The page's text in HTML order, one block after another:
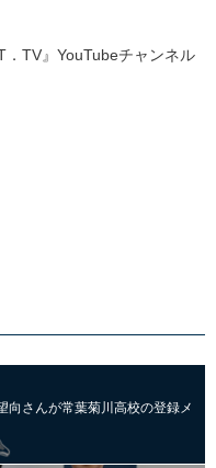
TV』YouTubeチャンネル
向さんが常葉菊川高校の登録メ